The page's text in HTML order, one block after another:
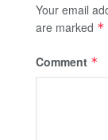
Your email
are marked *
Comment *